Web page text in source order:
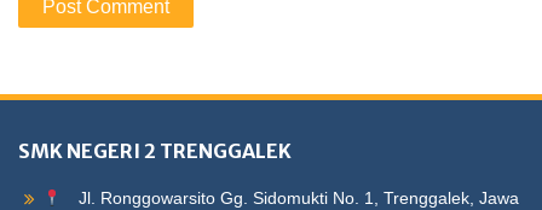
SMK NEGERI 2 TRENGGALEK
Jl. Ronggowarsito Gg. Sidomukti No. 1, Trenggalek, Jawa